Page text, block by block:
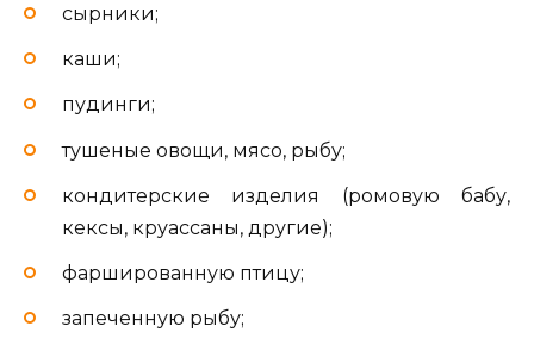
сырники;
каши;
пудинги;
тушеные овощи, мясо, рыбу;
кондитерские изделия (ромовую бабу,
кексы, круассаны, другие);
фаршированную птицу;
запеченную рыбу;